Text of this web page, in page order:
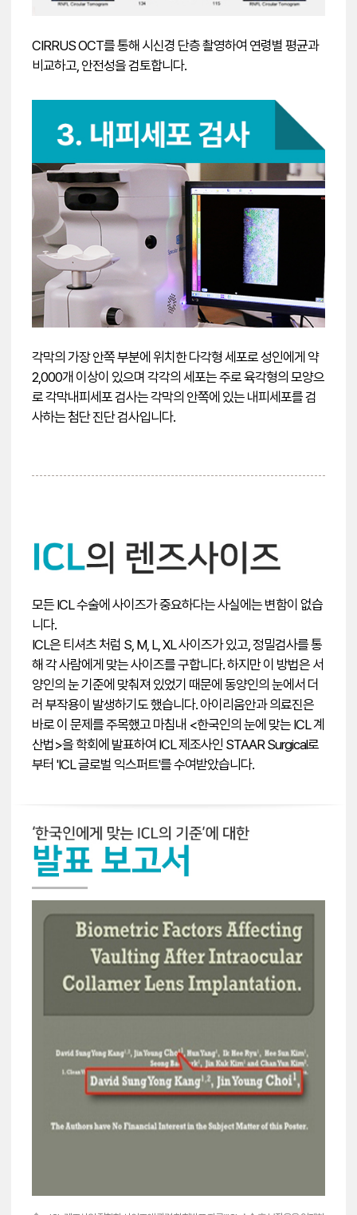
CIRRUS OCT를 통해 시신경 단층 촬영하여 연령별 평균과
비교하고, 안전성을 검토합니다.
각막의 가장 안쪽 부분에 위치한 다각형 세포로 성인에게 약
2,000개 이상이 있으며 각각의 세포는 주로 육각형의 모양으
로 각막내피세포 검사는 각막의 안쪽에 있는 내피세포를 검
사하는 첨단 진단 검사입니다.
모든 ICL 수술에 사이즈가 중요하다는 사실에는 변함이 없습
니다.
ICL은 티셔츠 처럼 S, M, L, XL 사이즈가 있고, 정밀검사를 통
해 각 사람에게 맞는 사이즈를 구합니다. 하지만 이 방법은 서
양인의 눈 기준에 맞춰져 있었기 때문에 동양인의 눈에서 더
러 부작용이 발생하기도 했습니다. 아이리움안과 의료진은
바로 이 문제를 주목했고 마침내 <한국인의 눈에 맞는 ICL 계
산법>을 학회에 발표하여 ICL 제조사인 STAAR Surgical로
부터 'ICL 글로벌 익스퍼트'를 수여받았습니다.